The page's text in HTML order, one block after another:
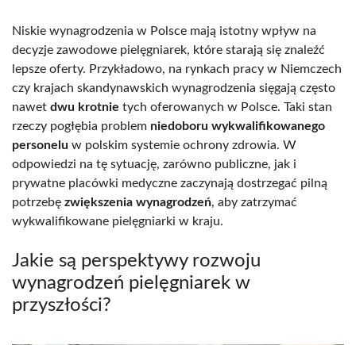
Niskie wynagrodzenia w Polsce mają istotny wpływ na
decyzje zawodowe pielęgniarek, które starają się znaleźć
lepsze oferty. Przykładowo, na rynkach pracy w Niemczech
czy krajach skandynawskich wynagrodzenia sięgają często
nawet dwu krotnie tych oferowanych w Polsce. Taki stan
rzeczy pogłębia problem niedoboru wykwalifikowanego
personelu w polskim systemie ochrony zdrowia. W
odpowiedzi na tę sytuację, zarówno publiczne, jak i
prywatne placówki medyczne zaczynają dostrzegać pilną
potrzebę zwiększenia wynagrodzeń, aby zatrzymać
wykwalifikowane pielęgniarki w kraju.
Jakie są perspektywy rozwoju
wynagrodzeń pielęgniarek w
przyszłości?